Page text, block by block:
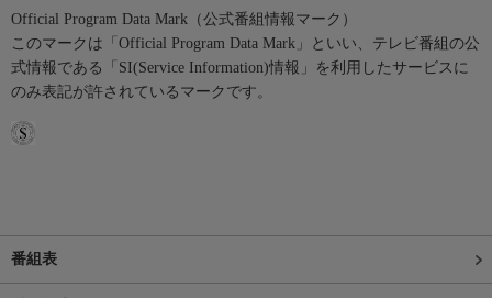
Official Program Data Mark（公式番組情報マーク）
このマークは「Official Program Data Mark」といい、テレビ番組の公
式情報である「SI(Service Information)情報」を利用したサービスに
のみ表記が許されているマークです。
番組表